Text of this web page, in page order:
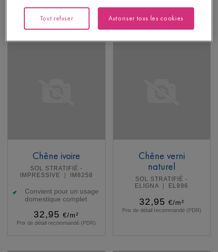
22,95 €/m²
Prix de détail recommandé (PDR)
Chêne ivoire
SOL STRATIFIÉ -
IMPRESSIVE
IM8258
Convient pour un usage
domestique complet
32,95 €/m²
Prix de détail recommandé (PDR)
Chêne verni
naturel
SOL STRATIFIÉ -
ELIGNA
EL896
32,95 €/m²
Prix de détail recommandé (PDR)
Tout refuser Autoriser tous les cookies